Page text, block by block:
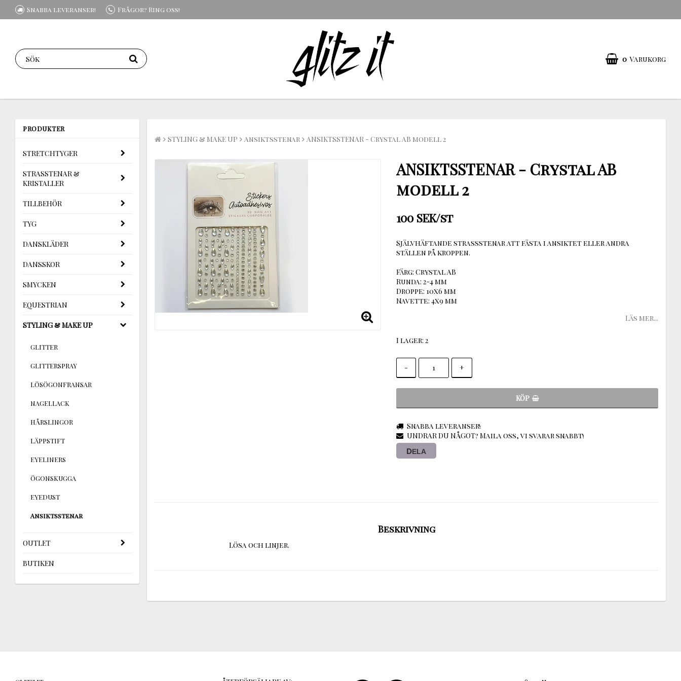
Snabba leveranser! Frågor? Ring oss!
0 Varukorg
PRODUKTER
STRETCHTYGER
STRASSTENAR &
KRISTALLER
TILLBEHÖR
TYG
DANSKLÄDER
DANSSKOR
SMYCKEN
EQUESTRIAN
STYLING & MAKE UP
GLITTER
GLITTERSPRAY
LÖSÖGONFRANSAR
NAGELLACK
HÅRSLINGOR
LÄPPSTIFT
EYELINERS
ÖGONSKUGGA
EYEDUST
Ansiktsstenar
OUTLET
BUTIKEN
STYLING & MAKE UP Ansiktsstenar ANSIKTSSTENAR - Crystal AB modell 2
ANSIKTSSTENAR - Crystal AB
modell 2
100 SEK/st
Självhäftande strassstenar att fästa i ansiktet eller andra
ställen på kroppen.
Färg: Crystal AB
Runda: 2-4 mm
Droppe: 10x6 mm
Navette: 4x9 mm
Läs mer...
I lager: 2
- +
KÖP
Snabba leveranser!
UNDRAR DU NÅGOT? Maila oss, vi svarar snabbt!
DELA
Beskrivning
Lösa och linjer.